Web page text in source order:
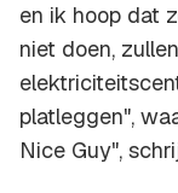
en ik hoop dat
niet doen,
platleggen",
Nice Guy",